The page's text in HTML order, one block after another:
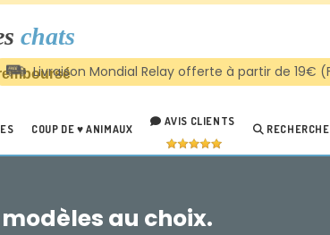
chats
COUP DE ♥ ANIMAUX
AVIS CLIENTS
RECHERCHE
au choix.